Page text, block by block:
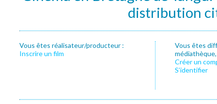
distribution
Vous êtes réalisateur/producteur :
Inscrire un film
Vous êtes
Créer un
S’identifier